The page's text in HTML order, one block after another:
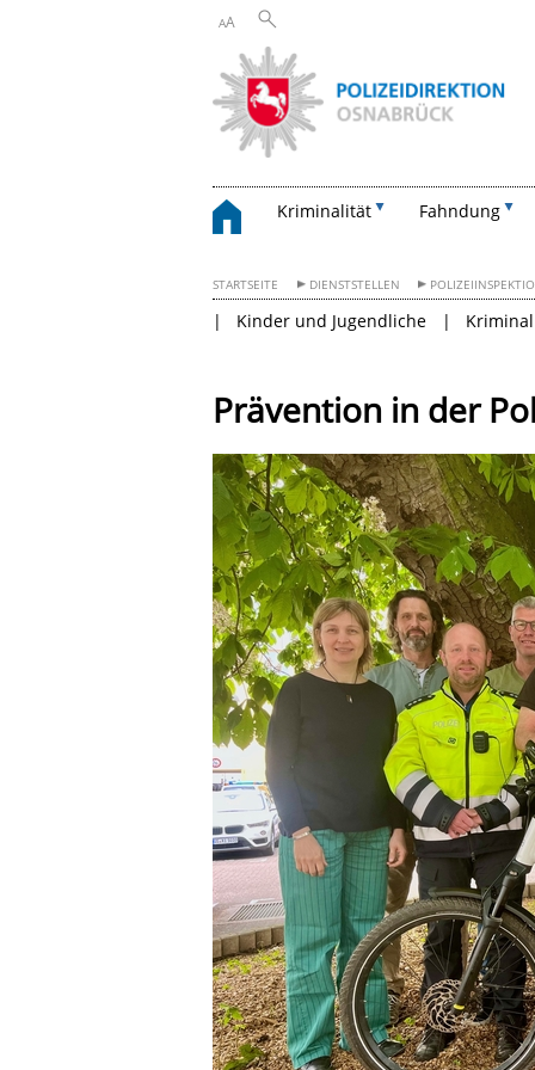
AA
Kriminalität Fahndung
STARTSEITE DIENSTSTELLEN
Kinder und Jugendliche
Prävention in der